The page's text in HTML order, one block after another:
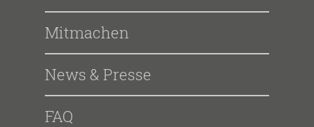
Mitmachen
News & Presse
FAQ